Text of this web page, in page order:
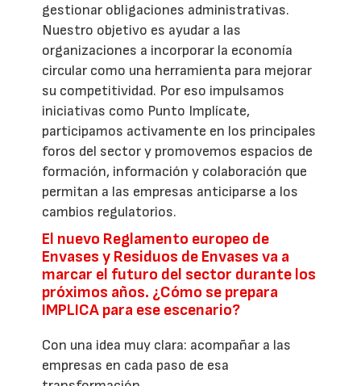
gestionar obligaciones administrativas.
Nuestro objetivo es ayudar a las
organizaciones a incorporar la economía
circular como una herramienta para mejorar
su competitividad. Por eso impulsamos
iniciativas como Punto Implícate,
participamos activamente en los principales
foros del sector y promovemos espacios de
formación, información y colaboración que
permitan a las empresas anticiparse a los
cambios regulatorios.
El nuevo Reglamento europeo de
Envases y Residuos de Envases va a
marcar el futuro del sector durante los
próximos años. ¿Cómo se prepara
IMPLICA para ese escenario?
Con una idea muy clara: acompañar a las
empresas en cada paso de esa